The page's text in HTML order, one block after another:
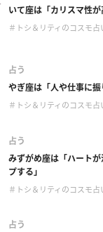
いて座は「カリスマ性が
＃トシ＆リティのコスモ占
占う
やぎ座は「人や仕事に振
＃トシ＆リティのコスモ占
占う
みずがめ座は「ハート
プする」
＃トシ＆リティのコスモ占
占う